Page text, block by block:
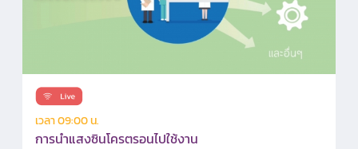
เวลา 09:00 น.
การนำแสงซินโครตรอนไปใช้งาน